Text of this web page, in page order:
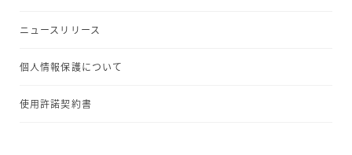
ニュースリリース
個人情報保護について
使用許諾契約書